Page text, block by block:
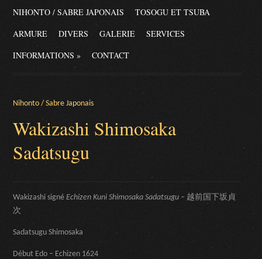
NIHONTO / SABRE JAPONAIS
TOSOGU ET TSUBA
ARMURE
DIVERS GALERIE
SERVICES
INFORMATIONS » CONTACT
Nihonto / Sabre Japonais
Wakizashi Shimosaka
Sadatsugu
Wakizashi signéEchizen Kuni Shimosaka Sadatsugu – 越前国下坂貞
次
Sadatsugu Shimosaka
Début Edo – Echizen 1624